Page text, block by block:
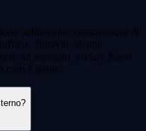
solitamente commissioni di
Tuttavia, alcune
ad esempio, inviare Neon
è gratis.